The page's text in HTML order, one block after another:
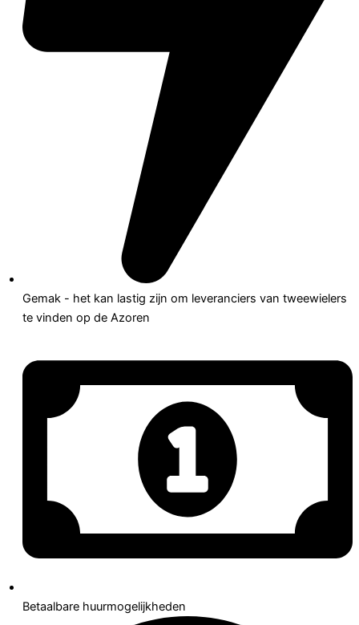
Gemak - het kan lastig zijn om leveranciers van tweewielers
te vinden op de Azoren
Betaalbare huurmogelijkheden